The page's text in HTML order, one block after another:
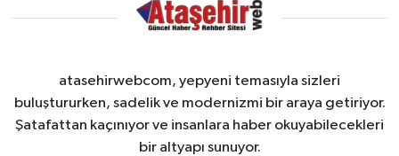
atasehirwebcom, yepyeni temasıyla sizleri
buluştururken, sadelik ve modernizmi bir araya getiriyor.
Şatafattan kaçınıyor ve insanlara haber okuyabilecekleri
bir altyapı sunuyor.